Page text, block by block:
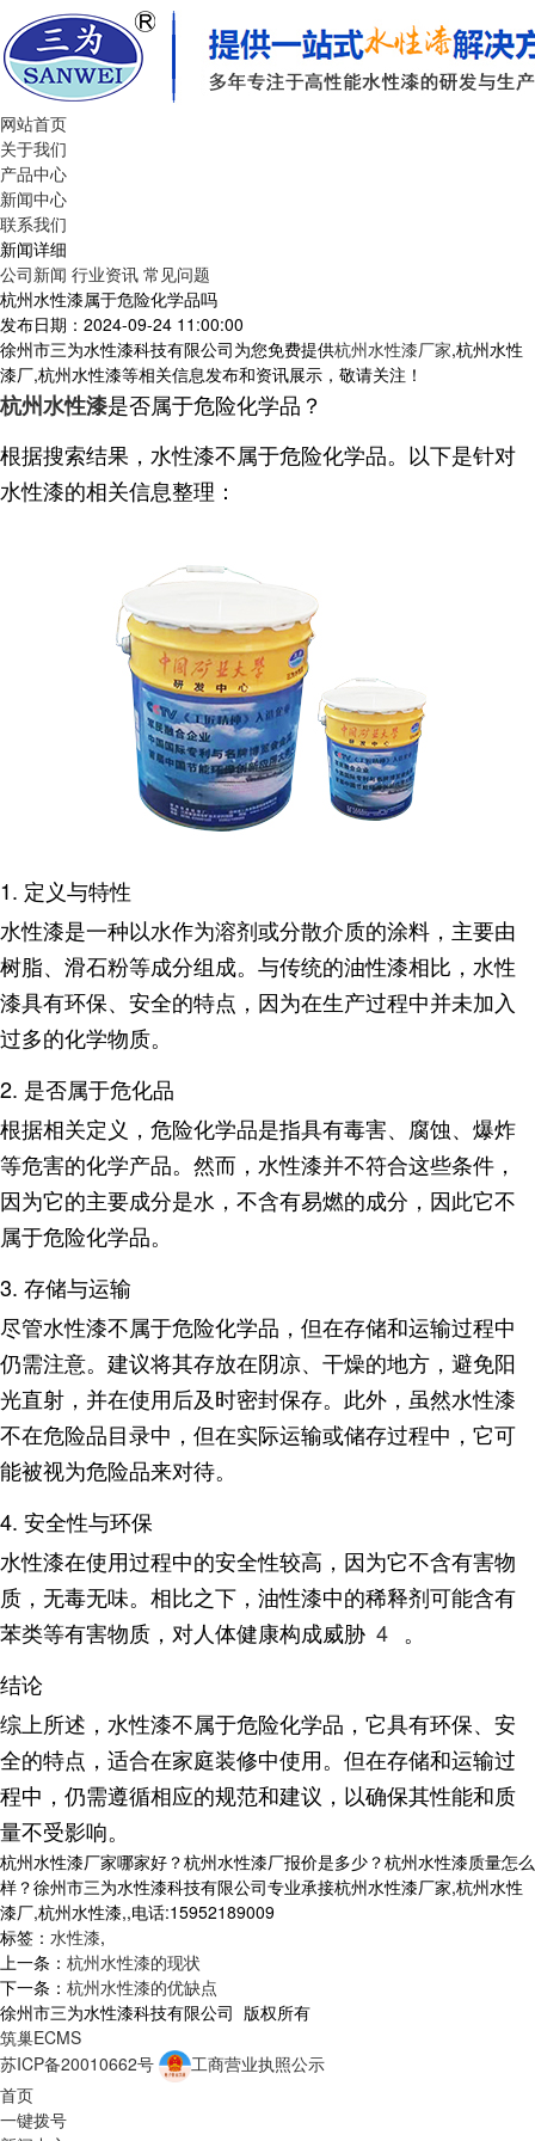
网站首页
关于我们
产品中心
新闻中心
联系我们
新闻详细
公司新闻 行业资讯 常见问题
杭州水性漆属于危险化学品吗
发布日期：2024-09-24 11:00:00
徐州市三为水性漆科技有限公司为您免费提供杭州水性漆厂家,杭州水性
漆厂,杭州水性漆等相关信息发布和资讯展示，敬请关注！
杭州水性漆是否属于危险化学品？
根据搜索结果，水性漆不属于危险化学品。以下是针对
水性漆的相关信息整理：
1. 定义与特性
水性漆是一种以水作为溶剂或分散介质的涂料，主要由
树脂、滑石粉等成分组成。与传统的油性漆相比，水性
漆具有环保、安全的特点，因为在生产过程中并未加入
过多的化学物质。
2. 是否属于危化品
根据相关定义， 危险化学品是指具有毒害、腐蚀、爆炸
等危害的化学产品。然而，水性漆并不符合这些条件，
因为它的主要成分是水，不含有易燃的成分，因此它不
属于危险化学品。
3. 存储与运输
尽管水性漆不属于危险化学品，但在存储和运输过程中
仍需注意。建议将其存放在阴凉、干燥的地方，避免阳
光直射，并在使用后及时密封保存。此外，虽然水性漆
不在危险品目录中，但在实际运输或储存过程中，它可
能被视为危险品来对待。
4. 安全性与环保
水性漆在使用过程中的安全性较高，因为它不含有害物
质，无毒无味。相比之下，油性漆中的稀释剂可能含有
苯类等有害物质，对人体健康构成威胁 4 。
结论
综上所述，水性漆不属于危险化学品，它具有环保、安
全的特点，适合在家庭装修中使用。但在存储和运输过
程中，仍需遵循相应的规范和建议，以确保其性能和质
量不受影响。
杭州水性漆厂家哪家好？杭州水性漆厂报价是多少？杭州水性漆质量怎么
样？徐州市三为水性漆科技有限公司专业承接杭州水性漆厂家,杭州水性
漆厂,杭州水性漆,,电话:15952189009
标签： 水性漆,
上一条： 杭州水性漆的现状
下一条： 杭州水性漆的优缺点
徐州市三为水性漆科技有限公司 版权所有
筑巢ECMS
苏ICP备20010662号
工商营业执照公示
首页
一键拨号